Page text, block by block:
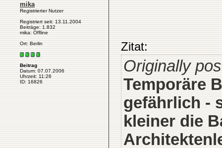
mika
Registrierter Nutzer
Registriert seit: 13.11.2004
Beiträge: 1.832
mika: Offline
Ort: Berlin
Beitrag
Datum: 07.07.2006
Uhrzeit: 11:26
ID: 16826
Zitat:
Originally
Temporäre
gefährlich -
kleiner die